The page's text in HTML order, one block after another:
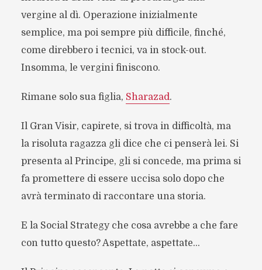
vergine al dì. Operazione inizialmente
semplice, ma poi sempre più difficile, finché,
come direbbero i tecnici, va in stock-out.
Insomma, le vergini finiscono.
Rimane solo sua figlia, Sharazad.
Il Gran Visir, capirete, si trova in difficoltà, ma
la risoluta ragazza gli dice che ci penserà lei. Si
presenta al Principe, gli si concede, ma prima si
fa promettere di essere uccisa solo dopo che
avrà terminato di raccontare una storia.
E la Social Strategy che cosa avrebbe a che fare
con tutto questo? Aspettate, aspettate…